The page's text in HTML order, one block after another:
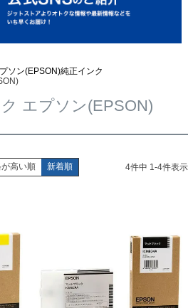
ソン(EPSON)純正インク
エプソン(EPSON)
高い順 新着順 4件中 1-4件表示